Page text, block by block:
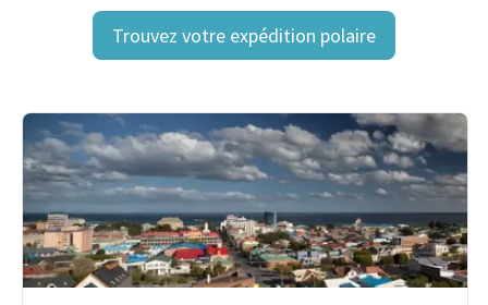
Trouvez votre expédition polaire